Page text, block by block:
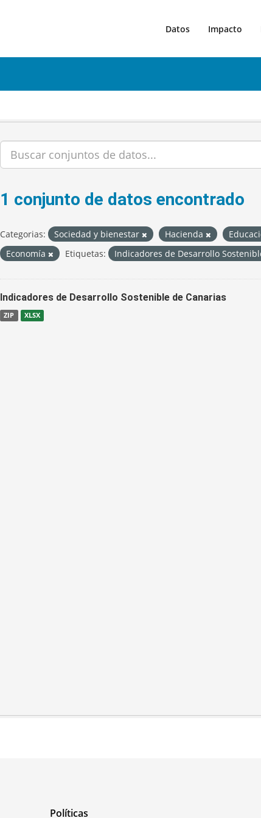
Datos Impacto
1 conjunto de datos encontrado
Categorias: Sociedad y bienestar Hacienda
Economía
Etiquetas: Indicadores de Desarrollo
Indicadores de Desarrollo Sostenible de Canarias
ZIP XLSX
Políticas